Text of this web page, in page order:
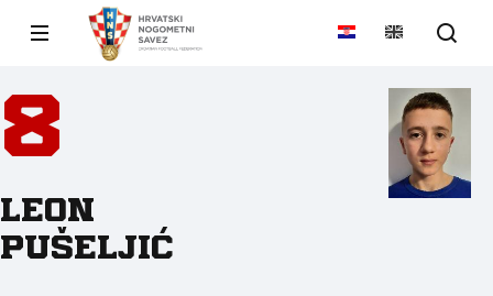
8
Leon
Pušeljić